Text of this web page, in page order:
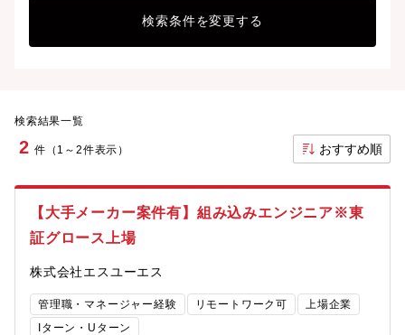
検索条件を変更する
検索結果一覧
2 件（1～2件表示） おすすめ順
【大手メーカー案件有】組み込みエンジニア※東
証グロース上場
株式会社エスユーエス
管理職・マネージャー経験 リモートワーク可
上場企業
Iターン・Uターン